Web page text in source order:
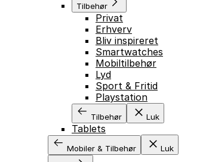
Tilbehør
Privat
Erhverv
Bliv inspireret
Smartwatches
Mobiltilbehør
Lyd
Sport & Fritid
Playstation
Tilbehør Luk
Tablets
Mobiler & Tilbehør Luk